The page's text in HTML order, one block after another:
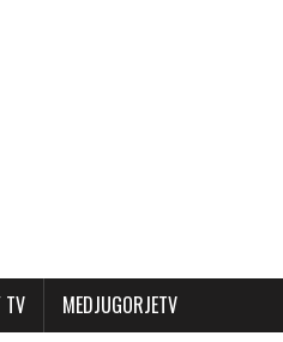
TV MEDJUGORJETV